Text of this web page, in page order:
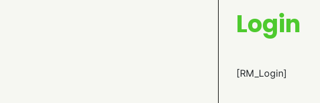
Login
[RM_Login]